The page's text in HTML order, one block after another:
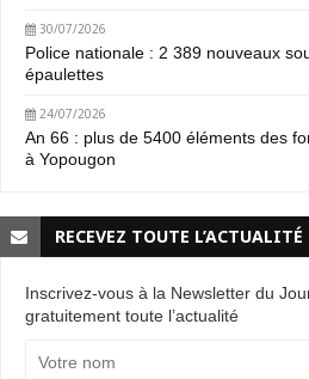
30/07/2026
Police nationale : 2 389 nouveaux
épaulettes
24/07/2026
An 66 : plus de 5400 éléments des
à Yopougon
RECEVEZ TOUTE L’ACTUALITÉ
Inscrivez-vous à la Newsletter du
gratuitement toute l’actualité